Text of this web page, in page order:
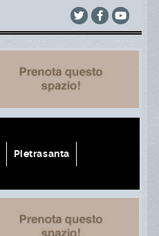
Pietrasanta